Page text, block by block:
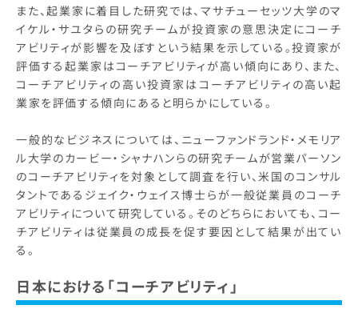
また、起業家に着目した研究では、マサチューセッツ大学のマ
イケル・サユタらの研究チームが投資家の意思決定にコーチ
アビリティが影響を及ぼすという結果を示している。投資家が
評価する起業家はコーチアビリティが高い傾向にあり、また、
コーチアビリティの高い投資家はコーチアビリティの高い起
業家を評価する傾向にあると明らかにしている。
一般的なビジネスについては、ニューファンドランド・メモリア
ル大学のカービー・シャナハンらの研究チームが営業パーソン
のコーチアビリティを対象として調査を行い、米国のコンサル
タントであるジェイク・ウェイス博士らが一般従業員のコーチ
アビリティについて研究している。そのどちらにおいても、コー
チアビリティは従業員の成長を促す要因として結果が出てい
る。
日本における「コーチアビリティ」